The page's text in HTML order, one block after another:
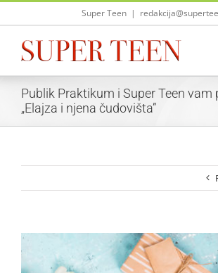
Skip
Super Teen |
Publik Praktikum i Super Teen vam
„Elajza i njena čudovišta”
View
Larger
Image